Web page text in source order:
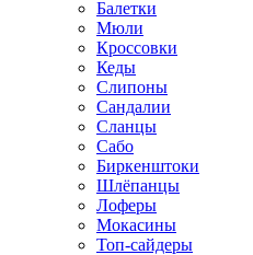
Балетки
Мюли
Кроссовки
Кеды
Слипоны
Сандалии
Сланцы
Сабо
Биркенштоки
Шлёпанцы
Лоферы
Мокасины
Топ-сайдеры